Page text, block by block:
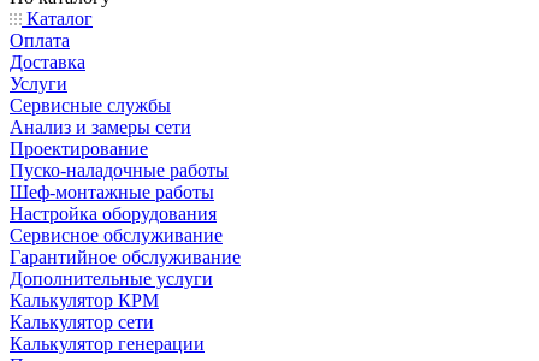
Каталог
Оплата
Доставка
Услуги
Сервисные службы
Анализ и замеры сети
Проектирование
Пуско-наладочные работы
Шеф-монтажные работы
Настройка оборудования
Сервисное обслуживание
Гарантийное обслуживание
Дополнительные услуги
Калькулятор КРМ
Калькулятор сети
Калькулятор генерации